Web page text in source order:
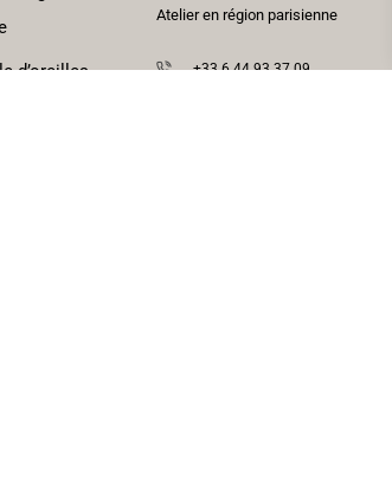
d’oreilles
Atelier en région parisienne
+33 6 44 93 37 09